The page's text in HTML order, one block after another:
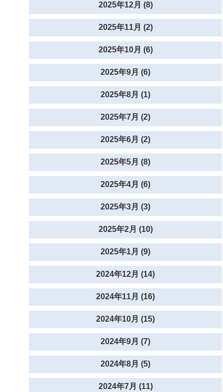
2025年12月 (8)
2025年11月 (2)
2025年10月 (6)
2025年9月 (6)
2025年8月 (1)
2025年7月 (2)
2025年6月 (2)
2025年5月 (8)
2025年4月 (6)
2025年3月 (3)
2025年2月 (10)
2025年1月 (9)
2024年12月 (14)
2024年11月 (16)
2024年10月 (15)
2024年9月 (7)
2024年8月 (5)
2024年7月 (11)